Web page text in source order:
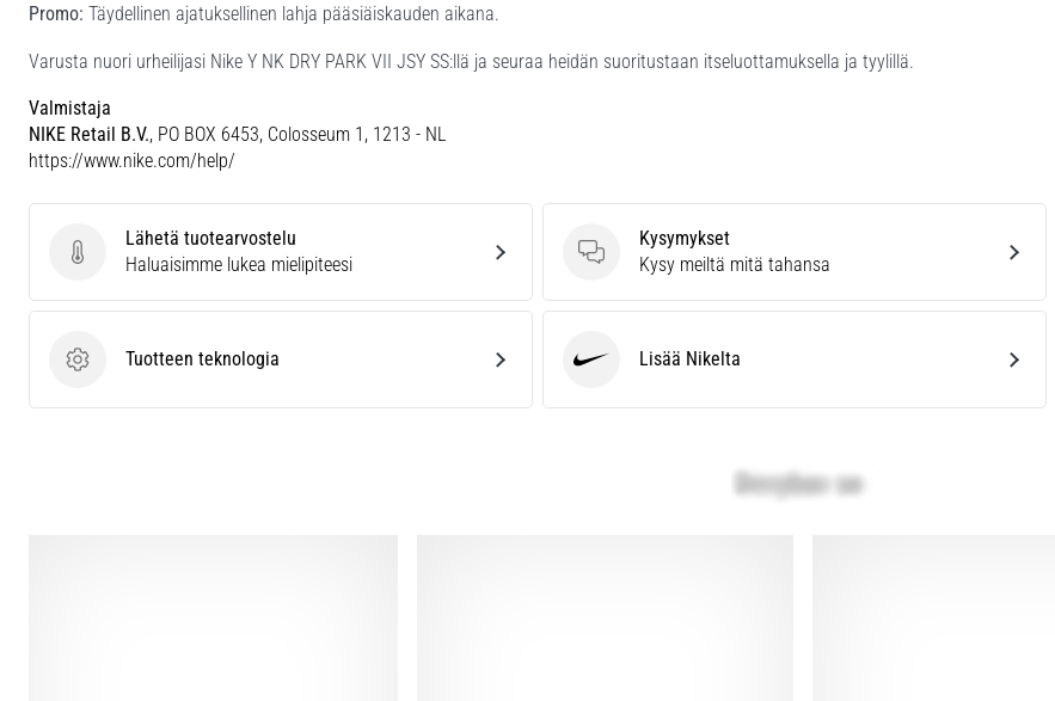
Promo: Täydellinen ajatuksellinen lahja pääsiäiskauden aikana.
Varusta nuori urheilijasi Nike Y NK DRY PARK VII JSY SS:llä ja seuraa heidän suoritustaan itseluottamuksella ja tyylillä.
Valmistaja
NIKE Retail B.V., PO BOX 6453, Colosseum 1, 1213 - NL
https://www.nike.com/help/
Lähetä tuotearvostelu
Lähetä tuotearvostelu
Haluaisimme lukea mielipiteesi
Kysymykset
Kysymykset
Kysy meiltä mitä tahansa
Tuotteen teknologia
Tuotteen teknologia Lisää Nikelta